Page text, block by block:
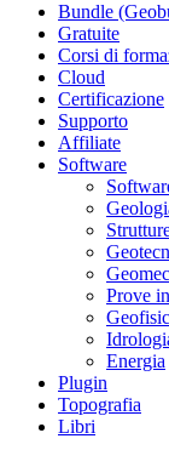
Bundle
Gratuite
Corsi di
Cloud
Certificazione
Supporto
Affiliate
Software
Prove
Energia
Plugin
Topografia
Libri